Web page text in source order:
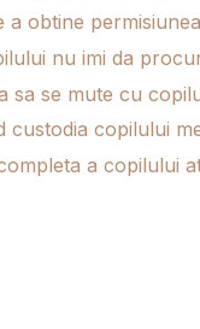
a obtine
nu imi da
sa se mute cu
custodia copilului
a copilului